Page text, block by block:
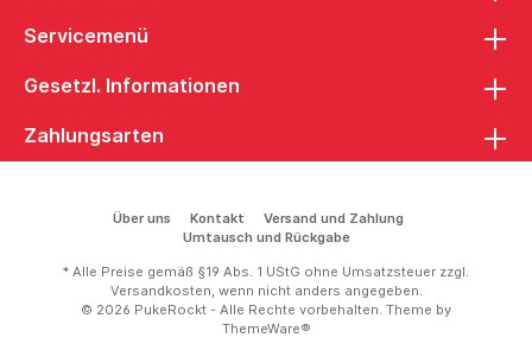
Servicemenü
Gesetzl. Informationen
Zahlungsarten
Über uns Kontakt
Versand und Zahlung
Umtausch und Rückgabe
* Alle Preise gemäß §19 Abs. 1 UStG ohne Umsatzsteuer zzgl.
Versandkosten, wenn nicht anders angegeben.
© 2026 PukeRockt - Alle Rechte vorbehalten. Theme by
ThemeWare®